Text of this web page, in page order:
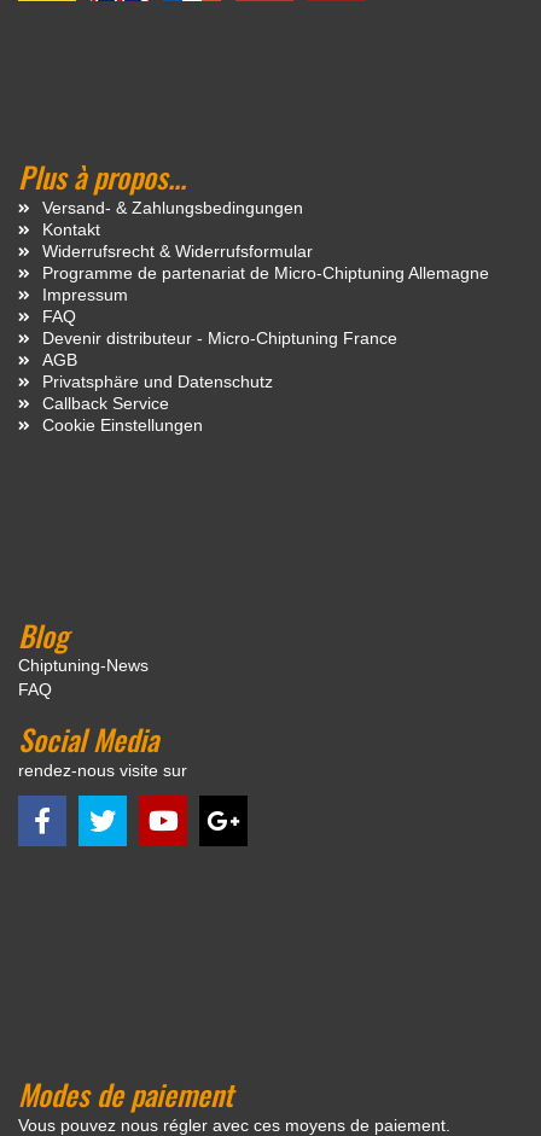
Plus à propos...
Versand- & Zahlungsbedingungen
Kontakt
Widerrufsrecht & Widerrufsformular
Programme de partenariat de Micro-Chiptuning Allemagne
Impressum
FAQ
Devenir distributeur - Micro-Chiptuning France
AGB
Privatsphäre und Datenschutz
Callback Service
Cookie Einstellungen
Blog
Chiptuning-News
FAQ
Social Media
rendez-nous visite sur
Modes de paiement
Vous pouvez nous régler avec ces moyens de paiement.